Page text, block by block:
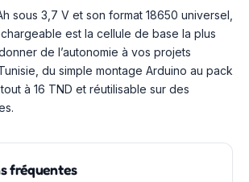
sous 3,7 V et son format 18650 universel,
est la cellule de base la plus
de l’autonomie à vos projets
du simple montage Arduino au pack
à 16 TND et réutilisable sur des
fréquentes